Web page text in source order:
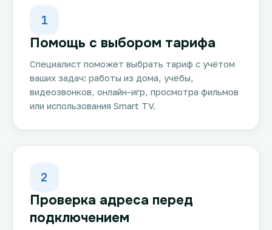
1
Помощь с выбором тарифа
Специалист поможет выбрать тариф с учётом
ваших задач: работы из дома, учёбы,
видеозвонков, онлайн-игр, просмотра фильмов
или использования Smart TV.
2
Проверка адреса перед
подключением